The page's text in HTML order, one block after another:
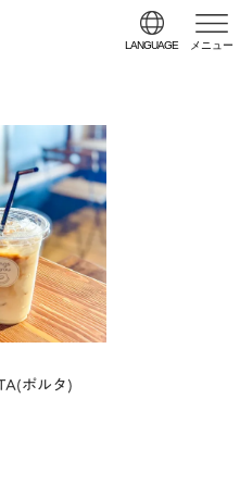
LANGUAGE メニュー
ポルタ)